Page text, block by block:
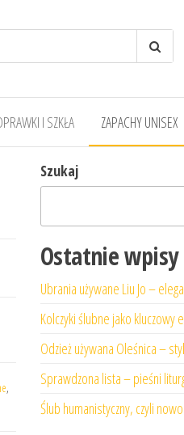
I SZKŁA ZAPACHY UNISEX
,
Szukaj
Ostatnie wpisy
Ubrania używane Liu Jo –
Kolczyki ślubne jako kluczowy
Odzież używana Oleśnica –
Sprawdzona lista – pieśni
Ślub humanistyczny, czyli